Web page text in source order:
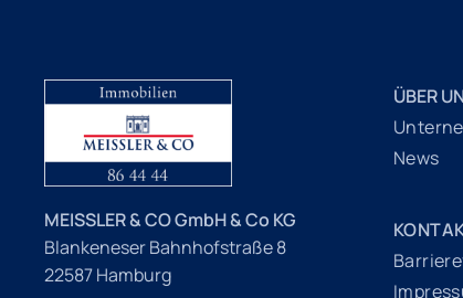
MEISSLER & CO GmbH & Co KG
Blankeneser Bahnhofstraße 8
22587 Hamburg
ÜBER
News